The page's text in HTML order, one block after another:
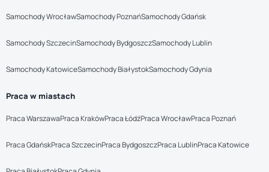
Samochody WrocławSamochody PoznańSamochody Gdańsk
Samochody SzczecinSamochody BydgoszczSamochody Lublin
Samochody KatowiceSamochody BiałystokSamochody Gdynia
Praca w miastach
Praca WarszawaPraca KrakówPraca ŁódźPraca WrocławPraca Poznań
Praca GdańskPraca SzczecinPraca BydgoszczPraca LublinPraca Katowice